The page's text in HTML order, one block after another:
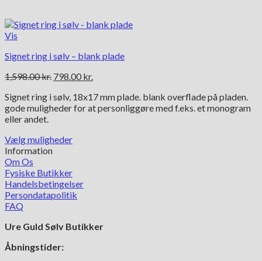
Vis
Signet ring i sølv – blank plade
1,598.00kr. Den
pris
var:
798.00 kr.
pris
er:
Signet ring i sølv, 18x17 mm plade. blank overflade på pladen.
gode muligheder for at personliggøre med f.eks. et monogram
eller andet.
Vælg muligheder
Dette
vare
har
flere
varianter.
Mulighederne
vælges
varesiden
Information
Om Os
Fysiske Butikker
Handelsbetingelser
Persondatapolitik
FAQ
Ure Guld Sølv Butikker
Åbningstider: